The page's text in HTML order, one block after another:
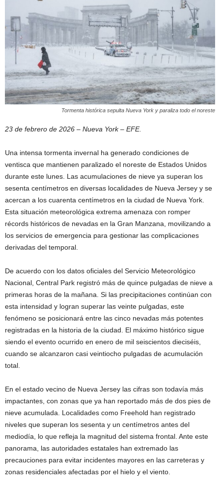
Tormenta histórica sepulta Nueva York y paraliza todo el noreste
23 de febrero de 2026 – Nueva York – EFE.
Una intensa tormenta invernal ha generado condiciones de
ventisca que mantienen paralizado el noreste de Estados Unidos
durante este lunes. Las acumulaciones de nieve ya superan los
sesenta centímetros en diversas localidades de Nueva Jersey y se
acercan a los cuarenta centímetros en la ciudad de Nueva York.
Esta situación meteorológica extrema amenaza con romper
récords históricos de nevadas en la Gran Manzana, movilizando a
los servicios de emergencia para gestionar las complicaciones
derivadas del temporal.
De acuerdo con los datos oficiales del Servicio Meteorológico
Nacional, Central Park registró más de quince pulgadas de nieve a
primeras horas de la mañana. Si las precipitaciones continúan con
esta intensidad y logran superar las veinte pulgadas, este
fenómeno se posicionará entre las cinco nevadas más potentes
registradas en la historia de la ciudad. El máximo histórico sigue
siendo el evento ocurrido en enero de mil seiscientos dieciséis,
cuando se alcanzaron casi veintiocho pulgadas de acumulación
total.
En el estado vecino de Nueva Jersey las cifras son todavía más
impactantes, con zonas que ya han reportado más de dos pies de
nieve acumulada. Localidades como Freehold han registrado
niveles que superan los sesenta y un centímetros antes del
mediodía, lo que refleja la magnitud del sistema frontal. Ante este
panorama, las autoridades estatales han extremado las
precauciones para evitar incidentes mayores en las carreteras y
zonas residenciales afectadas por el hielo y el viento.